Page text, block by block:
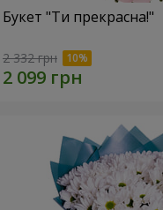
Букет "Ти прекрасна!"
2 332 грн